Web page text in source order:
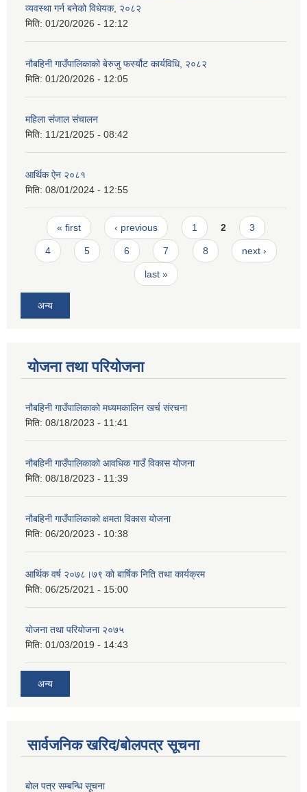
व्यवस्था गर्न बनेको विधेयक, २०८२
मिति: 01/20/2026 - 12:12
नौबहिनी गाउँपालिकाको बेरुजु फर्स्यौट कार्यविधि, २०८२
मिति: 01/20/2026 - 12:05
महिला संजाल संचालन
मिति: 11/21/2025 - 08:42
आर्थिक ‌ऐन २०८१
मिति: 08/01/2024 - 12:55
Pages
« first ‹ previous 1 2 3
4 5 6 7 8 next ›
last »
अन्य
योजना तथा परियोजना
नौबहिनी गाउँपालिकाको मध्यमकालिन खर्च संरचना
मिति: 08/18/2023 - 11:41
नौबहिनी गाउँपालिकाको आवधिक गाउँ विकास योजना
मिति: 08/18/2023 - 11:39
नौबहिनी गाउँपालिकाको क्षमता विकास योजना
मिति: 06/20/2023 - 10:38
आर्थिक वर्ष २०७८।७९ काे बार्षिक निति तथा कार्यक्रम
मिति: 06/25/2021 - 15:00
याेजना तथा परियाेजना २०७५
मिति: 01/03/2019 - 14:43
अन्य
सार्वजनिक खरिद/बोलपत्र सूचना
बोल पत्र सम्बन्धि सूचना